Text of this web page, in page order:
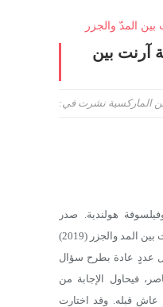
آرنت بين
نشرت في: الماركسية
كاتبة وفيلسوفة هولندية. صدر
كتابها روزا لوكسمبورغ وحنة آرنت بين المد والجزر (2019)
عددٍ عادة بطرح سؤال
فيحاول الإجابة من
عاش قبله. وقد اختارت